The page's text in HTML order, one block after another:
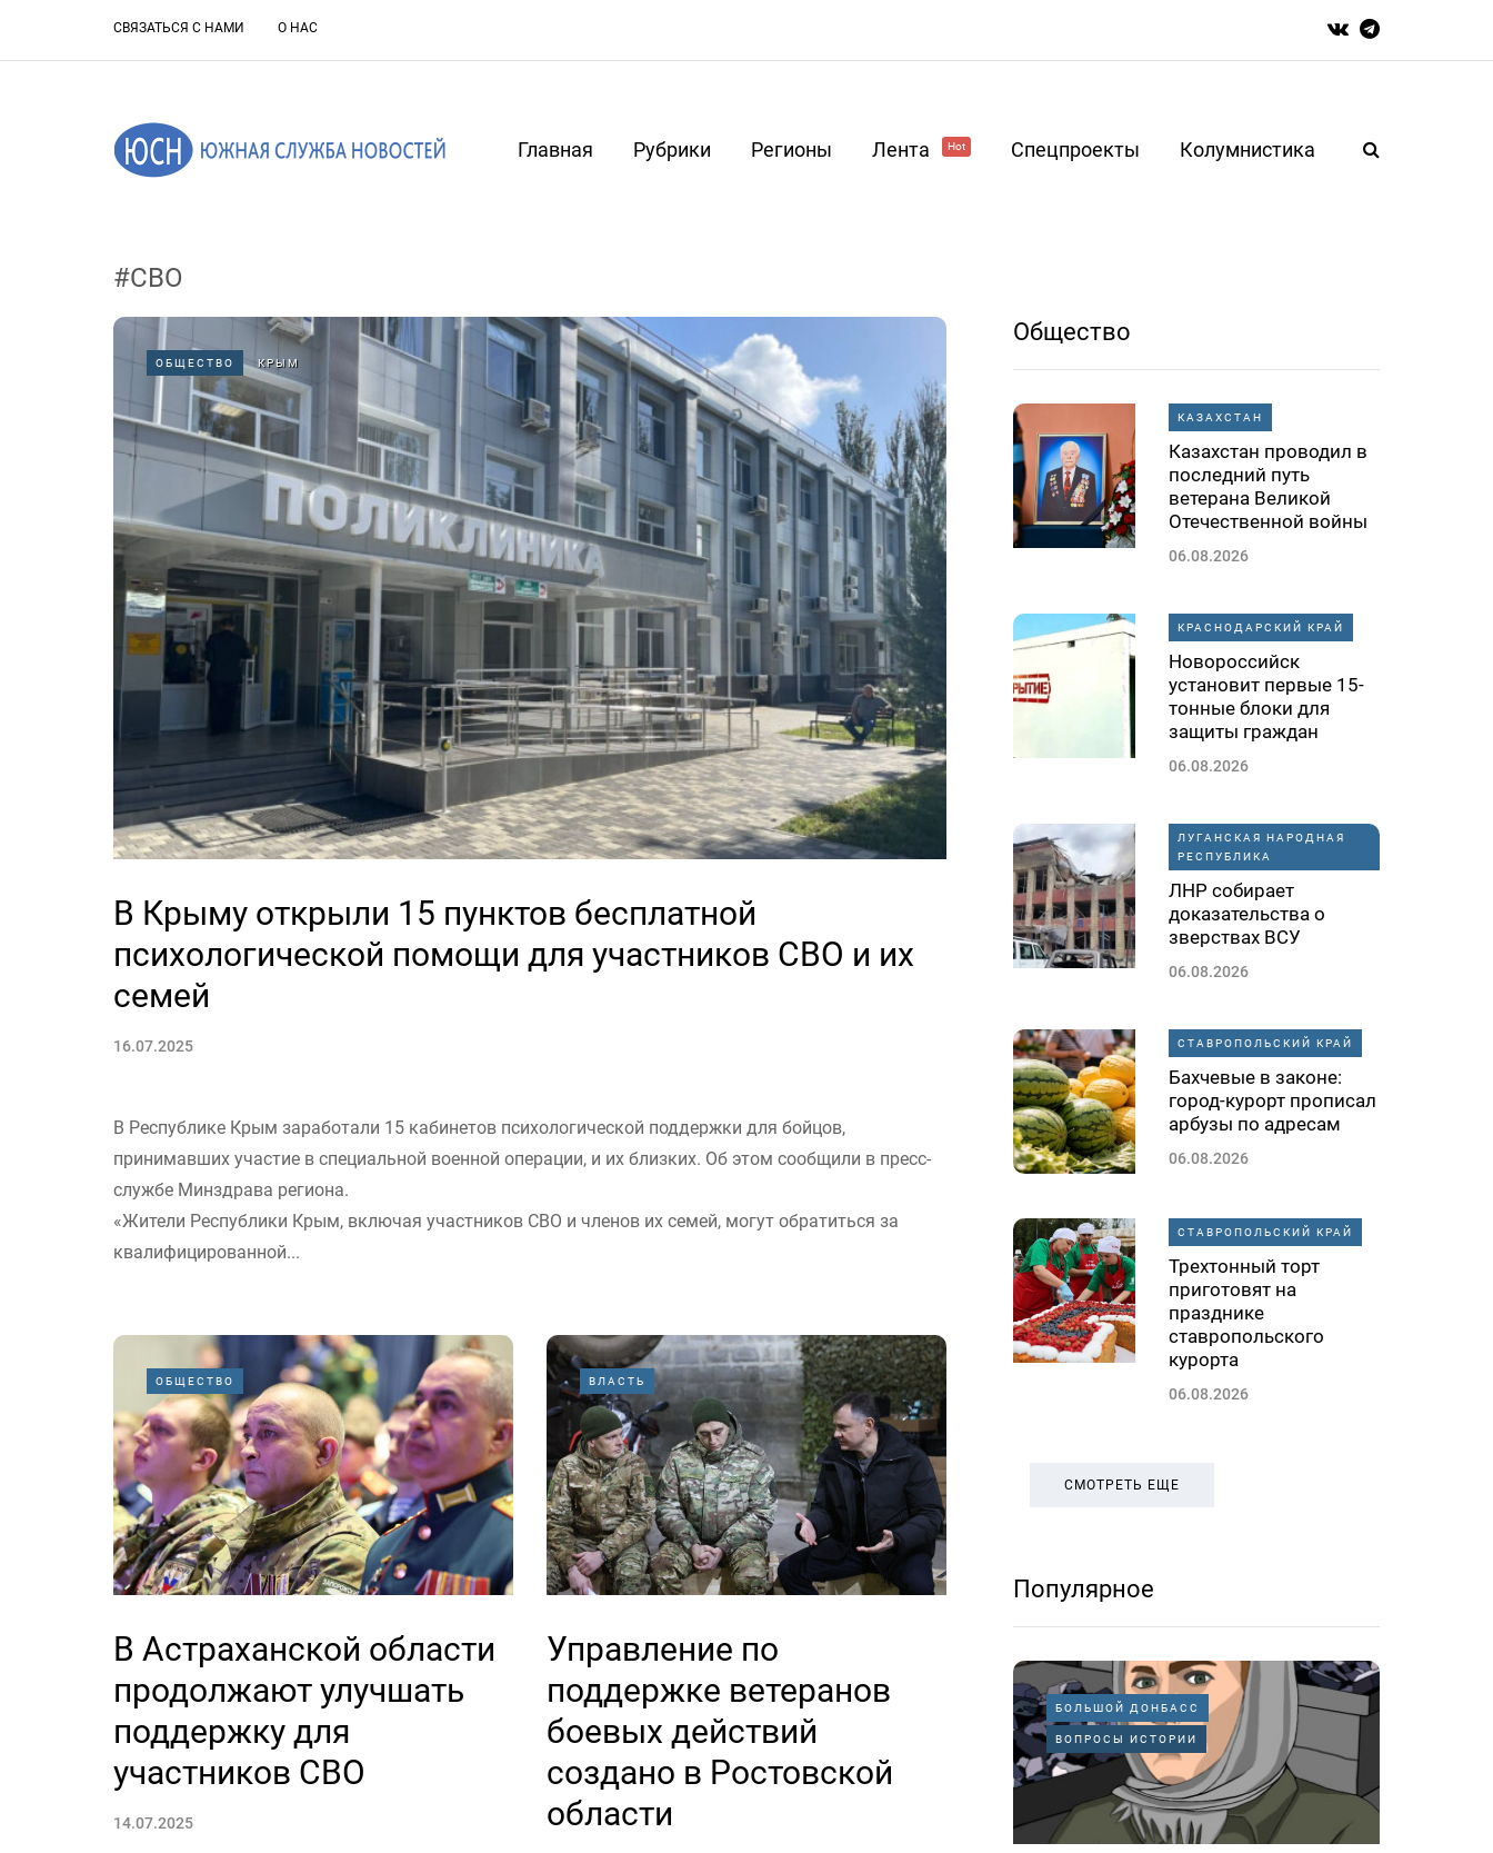
СВЯЗАТЬСЯ С НАМИ О НАС
Главная Рубрики Регионы Лента Hot Спецпроекты Колумнистика
#СВО
ОБЩЕСТВО КРЫМ
В Крыму открыли 15 пунктов бесплатной
психологической помощи для участников СВО и их
семей
16.07.2025
В Республике Крым заработали 15 кабинетов психологической поддержки для бойцов,
принимавших участие в специальной военной операции, и их близких. Об этом сообщили в пресс-
службе Минздрава региона.
«Жители Республики Крым, включая участников СВО и членов их семей, могут обратиться за
квалифицированной...
ОБЩЕСТВО
В Астраханской области
продолжают улучшать
поддержку для
участников СВО
14.07.2025
ВЛАСТЬ
Управление по
поддержке ветеранов
боевых действий
создано в Ростовской
области
Общество
КАЗАХСТАН
Казахстан проводил в
последний путь
ветерана Великой
Отечественной войны
06.08.2026
КРАСНОДАРСКИЙ КРАЙ
Новороссийск
установит первые 15-
тонные блоки для
защиты граждан
06.08.2026
ЛУГАНСКАЯ НАРОДНАЯ
РЕСПУБЛИКА
ЛНР собирает
доказательства о
зверствах ВСУ
06.08.2026
СТАВРОПОЛЬСКИЙ КРАЙ
Бахчевые в законе:
город-курорт прописал
арбузы по адресам
06.08.2026
СТАВРОПОЛЬСКИЙ КРАЙ
Трехтонный торт
приготовят на
празднике
ставропольского
курорта
06.08.2026
СМОТРЕТЬ ЕЩЕ
Популярное
БОЛЬШОЙ ДОНБАСС
ВОПРОСЫ ИСТОРИИ